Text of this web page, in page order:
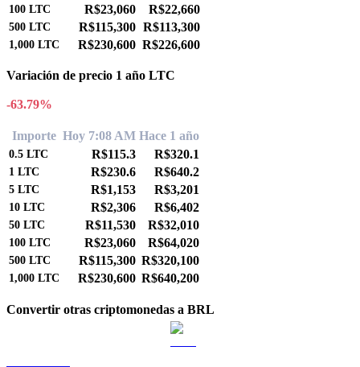
100 LTC R$23,060 R$22,660
500 LTC R$115,300 R$113,300
1,000 LTC R$230,600 R$226,600
Variación de precio 1 año LTC
-63.79%
Importe Hoy 7:08 AM Hace 1 año
0.5 LTC R$115.3 R$320.1
1 LTC R$230.6 R$640.2
5 LTC R$1,153 R$3,201
10 LTC R$2,306 R$6,402
50 LTC R$11,530 R$32,010
100 LTC R$23,060 R$64,020
500 LTC R$115,300 R$320,100
1,000 LTC R$230,600 R$640,200
Convertir otras criptomonedas a BRL